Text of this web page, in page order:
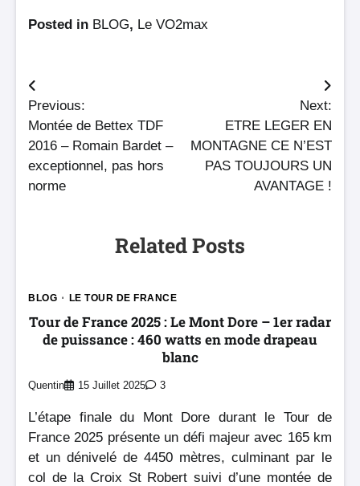
Posted in BLOG, Le VO2max
Navigation
de
l’article
Previous:
Montée de Bettex TDF
2016 – Romain Bardet –
exceptionnel, pas hors
norme
Next:
ETRE LEGER EN
MONTAGNE CE N’EST
PAS TOUJOURS UN
AVANTAGE !
Related Posts
BLOG LE TOUR DE FRANCE
Tour de France 2025 : Le Mont Dore – 1er radar
de puissance : 460 watts en mode drapeau
blanc
Quentin 15 Juillet 2025 3
L’étape finale du Mont Dore durant le Tour de
France 2025 présente un défi majeur avec 165 km
et un dénivelé de 4450 mètres, culminant par le
col de la Croix St Robert suivi d’une montée de